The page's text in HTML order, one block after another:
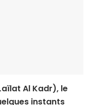
Al Kadr), le
instants